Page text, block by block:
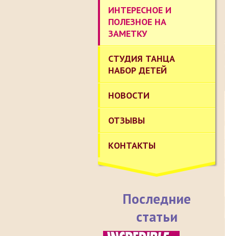
ИНТЕРЕСНОЕ И
ПОЛЕЗНОЕ НА
ЗАМЕТКУ
СТУДИЯ ТАНЦА
НАБОР ДЕТЕЙ
НОВОСТИ
ОТЗЫВЫ
КОНТАКТЫ
Последние
статьи